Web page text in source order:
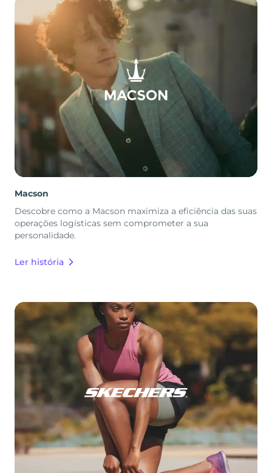
Macson
Descobre como a Macson maximiza a eficiência das suas
operações logísticas sem comprometer a sua
personalidade.
Ler história